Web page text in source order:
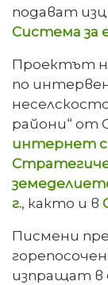
подават
Система за
Проектът
по
райони“ от
интернет
г., както и в
Писмени
изпращат в